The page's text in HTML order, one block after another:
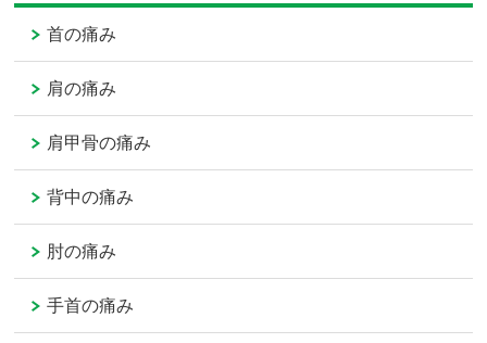
首の痛み
肩の痛み
肩甲骨の痛み
背中の痛み
肘の痛み
手首の痛み